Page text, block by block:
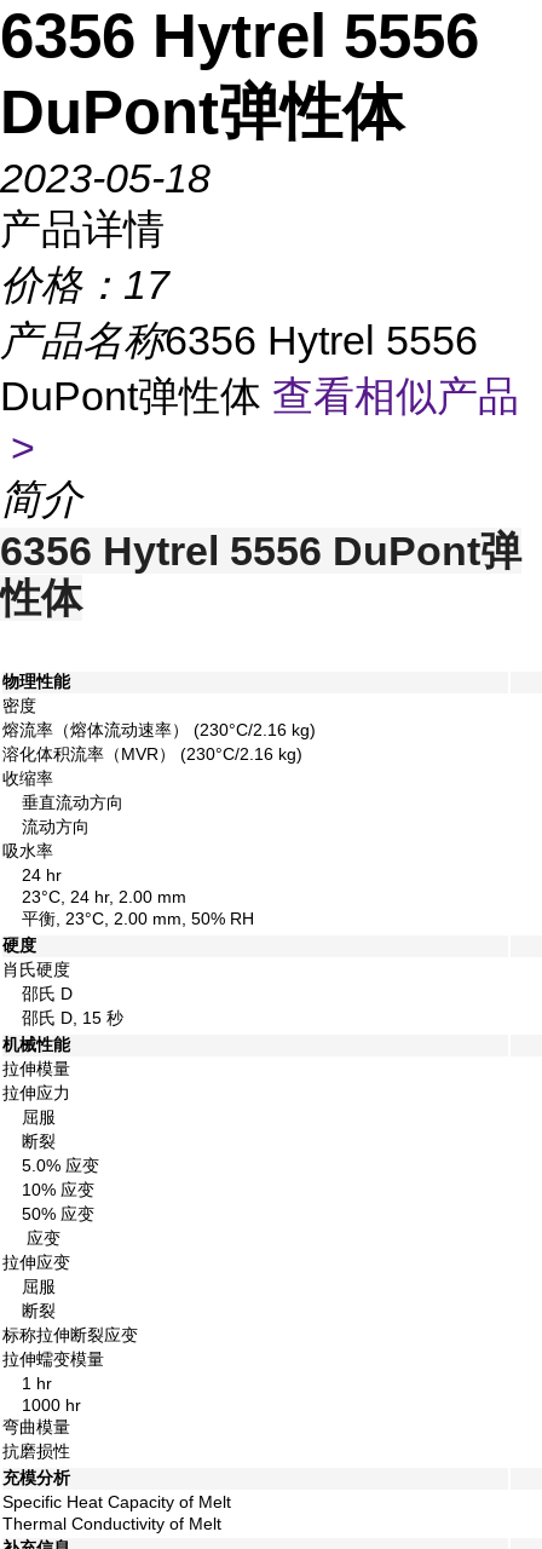
6356 Hytrel 5556
DuPont弹性体
2023-05-18
产品详情
价格： 17
产品名称6356 Hytrel 5556
DuPont弹性体 查看相似产品
>
简介
6356 Hytrel 5556 DuPont弹
性体
物理性能
密度
熔流率（熔体流动速率） (230°C/2.16 kg)
溶化体积流率（MVR） (230°C/2.16 kg)
收缩率
垂直流动方向
流动方向
吸水率
24 hr
23°C, 24 hr, 2.00 mm
平衡, 23°C, 2.00 mm, 50% RH
硬度
肖氏硬度
邵氏 D
邵氏 D, 15 秒
机械性能
拉伸模量
拉伸应力
屈服
断裂
5.0% 应变
10% 应变
50% 应变
应变
拉伸应变
屈服
断裂
标称拉伸断裂应变
拉伸蠕变模量
1 hr
1000 hr
弯曲模量
抗磨损性
充模分析
Specific Heat Capacity of Melt
Thermal Conductivity of Melt